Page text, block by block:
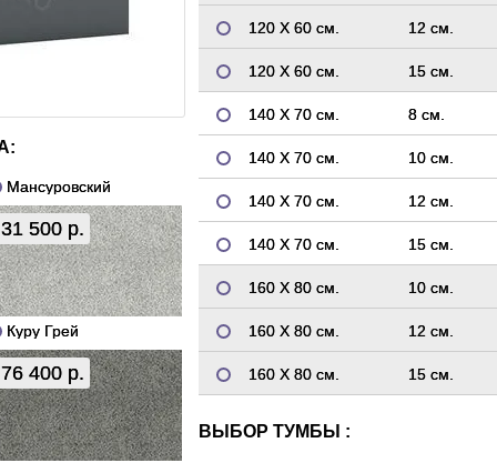
Мансуровский
31 500 р.
Куру Грей
76 400 р.
120 Х 60 см. 12 см.
120 Х 60 см. 15 см.
140 Х 70 см. 8 см.
140 Х 70 см. 10 см.
140 Х 70 см. 12 см.
140 Х 70 см. 15 см.
160 Х 80 см. 10 см.
160 Х 80 см. 12 см.
160 Х 80 см. 15 см.
ВЫБОР ТУМБЫ :